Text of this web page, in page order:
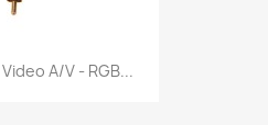
A/V - RGB...